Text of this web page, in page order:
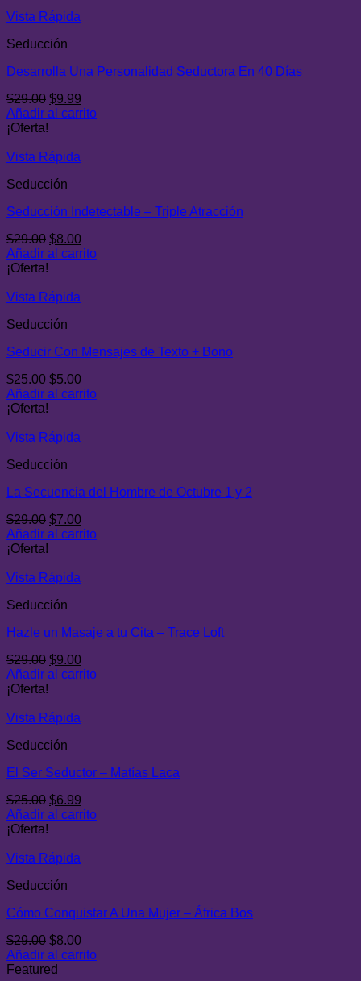
$29.00.
Vista Rápida
Seducción
Desarrolla Una Personalidad Seductora En 40 Días
$29.00 El
precio
$29.00.
$9.99
precio
Añadir al carrito
¡Oferta!
Vista Rápida
Seducción
Seducción Indetectable – Triple Atracción
$29.00 El
precio
$29.00.
$8.00El
precio
Añadir al carrito
¡Oferta!
Vista Rápida
Seducción
Seducir Con Mensajes de Texto + Bono
$25.00 El
precio
$25.00.
$5.00El
precio
Añadir al carrito
¡Oferta!
Vista Rápida
Seducción
La Secuencia del Hombre de Octubre 1 y 2
$29.00 El
precio
$29.00.
$7.00El
precio
Añadir al carrito
¡Oferta!
Vista Rápida
Seducción
Hazle un Masaje a tu Cita – Trace Loft
$29.00 El
precio
$29.00.
$9.00El
precio
Añadir al carrito
¡Oferta!
Vista Rápida
Seducción
El Ser Seductor – Matías Laca
$25.00 El
precio
$25.00.
$6.99
precio
Añadir al carrito
¡Oferta!
Vista Rápida
Seducción
Cómo Conquistar A Una Mujer – África Bos
$29.00 El
precio
original
$8.00El
precio
Añadir al carrito
Featured